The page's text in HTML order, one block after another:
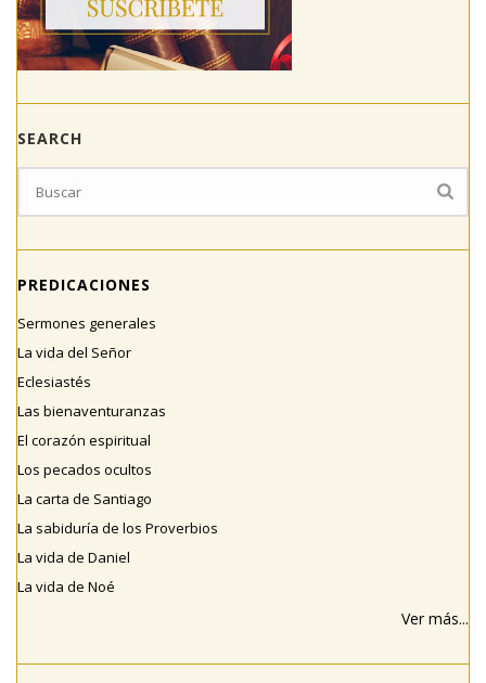
SEARCH
PREDICACIONES
Sermones generales
La vida del Señor
Eclesiastés
Las bienaventuranzas
El corazón espiritual
Los pecados ocultos
La carta de Santiago
La sabiduría de los Proverbios
La vida de Daniel
La vida de Noé
Ver más...